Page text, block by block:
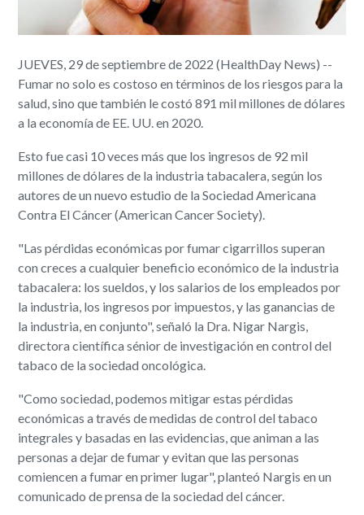
JUEVES, 29 de septiembre de 2022 (HealthDay News) --
Fumar no solo es costoso en términos de los riesgos para la
salud, sino que también le costó 891 mil millones de dólares
a la economía de EE. UU. en 2020.
Esto fue casi 10 veces más que los ingresos de 92 mil
millones de dólares de la industria tabacalera, según los
autores de un nuevo estudio de la Sociedad Americana
Contra El Cáncer (American Cancer Society).
"Las pérdidas económicas por fumar cigarrillos superan
con creces a cualquier beneficio económico de la industria
tabacalera: los sueldos, y los salarios de los empleados por
la industria, los ingresos por impuestos, y las ganancias de
la industria, en conjunto", señaló la Dra. Nigar Nargis,
directora científica sénior de investigación en control del
tabaco de la sociedad oncológica.
"Como sociedad, podemos mitigar estas pérdidas
económicas a través de medidas de control del tabaco
integrales y basadas en las evidencias, que animan a las
personas a dejar de fumar y evitan que las personas
comiencen a fumar en primer lugar", planteó Nargis en un
comunicado de prensa de la sociedad del cáncer.